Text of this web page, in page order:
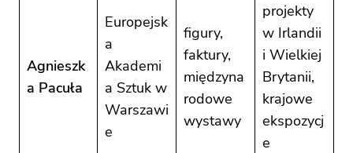
Agnieszk
a Pacuła
Europejsk
a
Akademi
a Sztuk w
Warszawi
e
figury,
faktury,
międzyna
rodowe
wystawy
projekty
w Irlandii
i Wielkiej
Brytanii,
krajowe
ekspozycj
e